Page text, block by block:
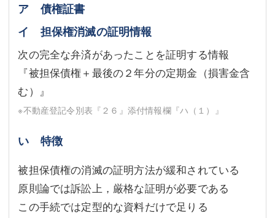
ア 債権証書
イ 担保権消滅の証明情報
次の完全な弁済があったことを証明する情報
『被担保債権＋最後の２年分の定期金（損害金含
む）』
※不動産登記令別表『２６』添付情報欄『ハ（１）』
い 特徴
被担保債権の消滅の証明方法が緩和されている
原則論では訴訟上，厳格な証明が必要である
この手続では定型的な資料だけで足りる